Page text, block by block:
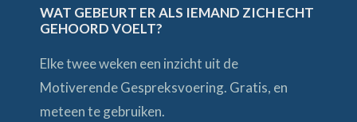
WAT GEBEURT ER ALS IEMAND ZICH ECHT
GEHOORD VOELT?
Elke twee weken een inzicht uit de
Motiverende Gespreksvoering. Gratis, en
meteen te gebruiken.